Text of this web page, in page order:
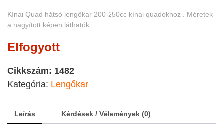
Kínai Quad hátsó lengőkar 200-250cc kínai quadokhoz . Méretek
a nagyított képen láthatók.
Elfogyott
Cikkszám: 1482
Kategória: Lengőkar
Leírás Kérdések / Vélemények (0)